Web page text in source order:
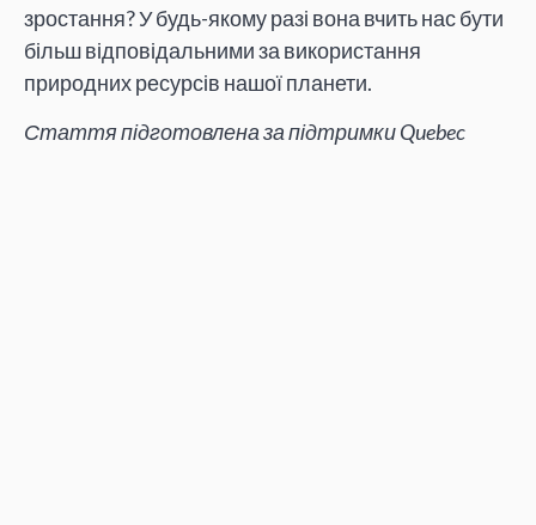
зростання? У будь-якому разі вона вчить нас бути
більш відповідальними за використання
природних ресурсів нашої планети.
Стаття підготовлена за підтримки Quebec